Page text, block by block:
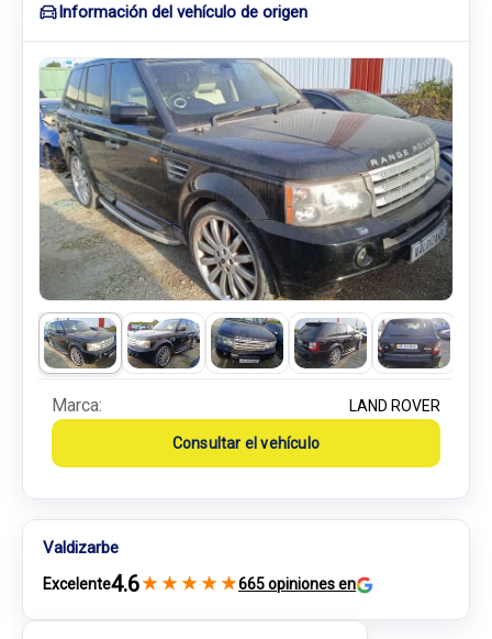
Información del vehículo de origen
Marca: LAND ROVER
Consultar el vehículo
Valdizarbe
Excelente4.6★ ★ ★ ★ ★665 opiniones en